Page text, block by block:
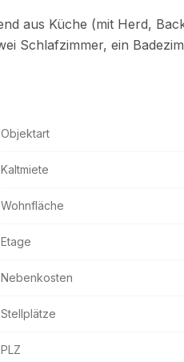
Objektart
Kaltmiete
Wohnfläche
Etage
Nebenkosten
Stellplätze
PLZ